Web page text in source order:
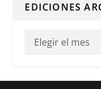
EDICIONES